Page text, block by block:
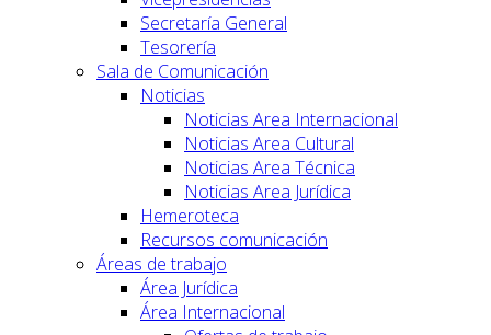
Secretaría General
Tesorería
Sala de Comunicación
Noticias
Noticias Area Internacional
Noticias Area Cultural
Noticias Area Técnica
Noticias Area Jurídica
Hemeroteca
Recursos comunicación
Áreas de trabajo
Área Jurídica
Área Internacional